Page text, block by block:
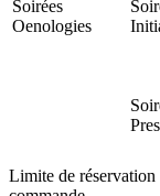
Soirées
Oenologies
Limite de